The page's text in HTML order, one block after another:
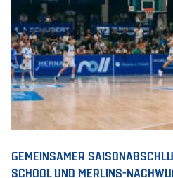
GEMEINSAMER
SCHOOL UND MERLINS-